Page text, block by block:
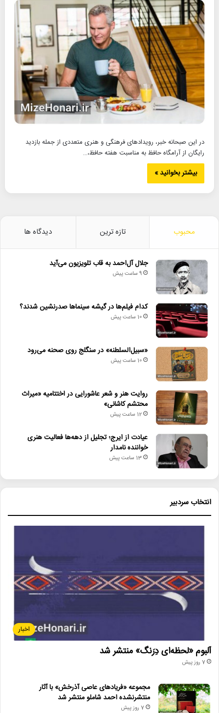
در این صبحانه خبر، رویدادهای فرهنگی و هنری متعددی از جمله بازدید
رایگان از آرامگاه حافظ به مناسبت هفته حافظ،…
بیشتر بخوانید »
محبوب تازه ترین دیدگاه ها
جلال آل‌احمد به قاب تلویزیون می‌آید
9 ساعت پیش
کدام فیلم‌ها در گیشه سینماها صدرنشین شدند؟
10 ساعت پیش
«سبیل‌السلطنه» در سنگلج روی صحنه می‌رود
10 ساعت پیش
روایت هنر و شعر عاشورایی در اختتامیه «میراث
محتشم کاشانی»
12 ساعت پیش
عیادت از ایرج؛ تجلیل از دهه‌ها فعالیت هنری
خواننده نامدار
13 ساعت پیش
انتخاب سردبیر
اخبار
آلبوم «لحظه‌ای دِرَنگ» منتشر شد
7 روز پیش
مجموعه «فریادهای عاصی آذرخش» با آثار
منتشرنشده احمد شاملو منتشر شد
7 روز پیش